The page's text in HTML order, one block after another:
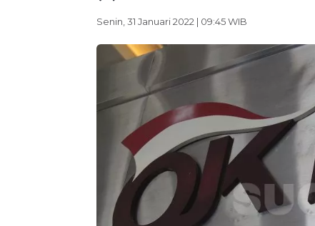
Senin, 31 Januari 2022 | 09:45 WIB